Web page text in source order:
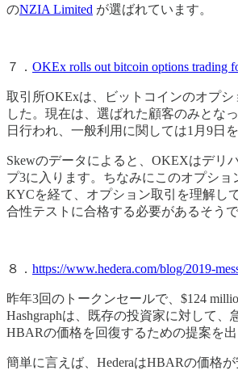
のNZIA Limited が選ばれています。
７． OKEx rolls out bitcoin options trading
取引所OKExは、ビットコインのオプシ
した。現在は、選ばれた顧客のみとな
日行われ、一般利用に関しては1月9日
Skewのデータによると、OKEXはデリ
プ3に入ります。ちなみにこのオプショ
KYCを経て、オプション取引を理解し
合性テストに合格する必要があるそうで
８． https://www.hedera.com/blog/2019-
昨年3回のトークンセールで、$124
Hashgraphは、既存の投資家に対して、
HBARの価格を回復するための提案を出
簡単に言えば、HederaはHBARの価格